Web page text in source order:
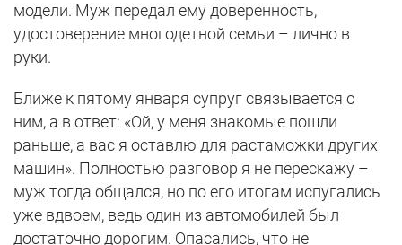
модели. Муж передал ему доверенность,
удостоверение многодетной семьи – лично в
руки.
Ближе к пятому января супруг связывается с
ним, а в ответ: «Ой, у меня знакомые пошли
раньше, а вас я оставлю для растаможки других
машин». Полностью разговор я не перескажу –
муж тогда общался, но по его итогам испугались
уже вдвоем, ведь один из автомобилей был
достаточно дорогим. Опасались, что не